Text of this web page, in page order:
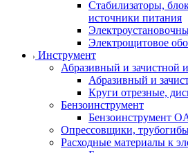
Стабилизаторы,
источники питания
Электрощитовое
Инструмент
Абразивный и зачистной
Абразивный и
Круги отрезные,
Бензоинструмент
Бензоинструмент
Опрессовщики,
Расходные материалы к